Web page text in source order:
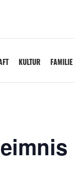
KULTUR FAMILIE